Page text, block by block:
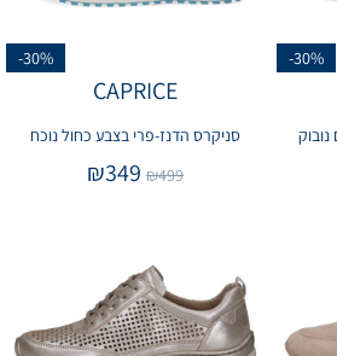
-30%
-30%
CAPRICE
סניקרס הדנז-פרי בצבע כחול נוכח
₪499
₪349